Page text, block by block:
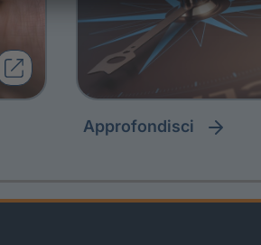
approfondisci